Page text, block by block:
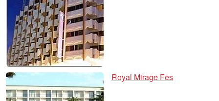
Royal Mirage Fes